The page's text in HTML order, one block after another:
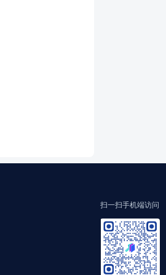
扫一扫手机端访问